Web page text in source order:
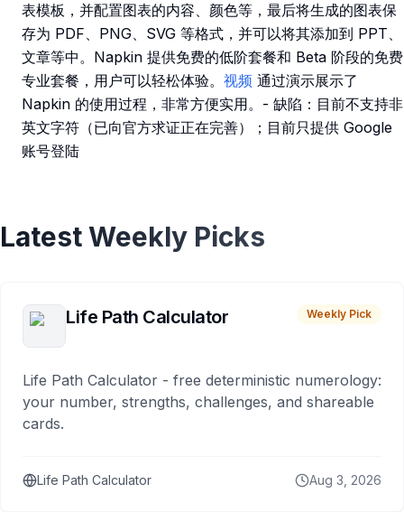
表模板，并配置图表的内容、颜色等，最后将生成的图表保
存为 PDF、PNG、SVG 等格式，并可以将其添加到 PPT、
文章等中。Napkin 提供免费的低阶套餐和 Beta 阶段的免费
专业套餐，用户可以轻松体验。 视频 通过演示展示了
Napkin 的使用过程，非常方便实用。- 缺陷：目前不支持非
英文字符（已向官方求证正在完善）；目前只提供 Google
账号登陆
Latest Weekly Picks
Life Path Calculator Weekly Pick
Life Path Calculator - free deterministic numerology:
your number, strengths, challenges, and shareable
cards.
Life Path Calculator Aug 3, 2026